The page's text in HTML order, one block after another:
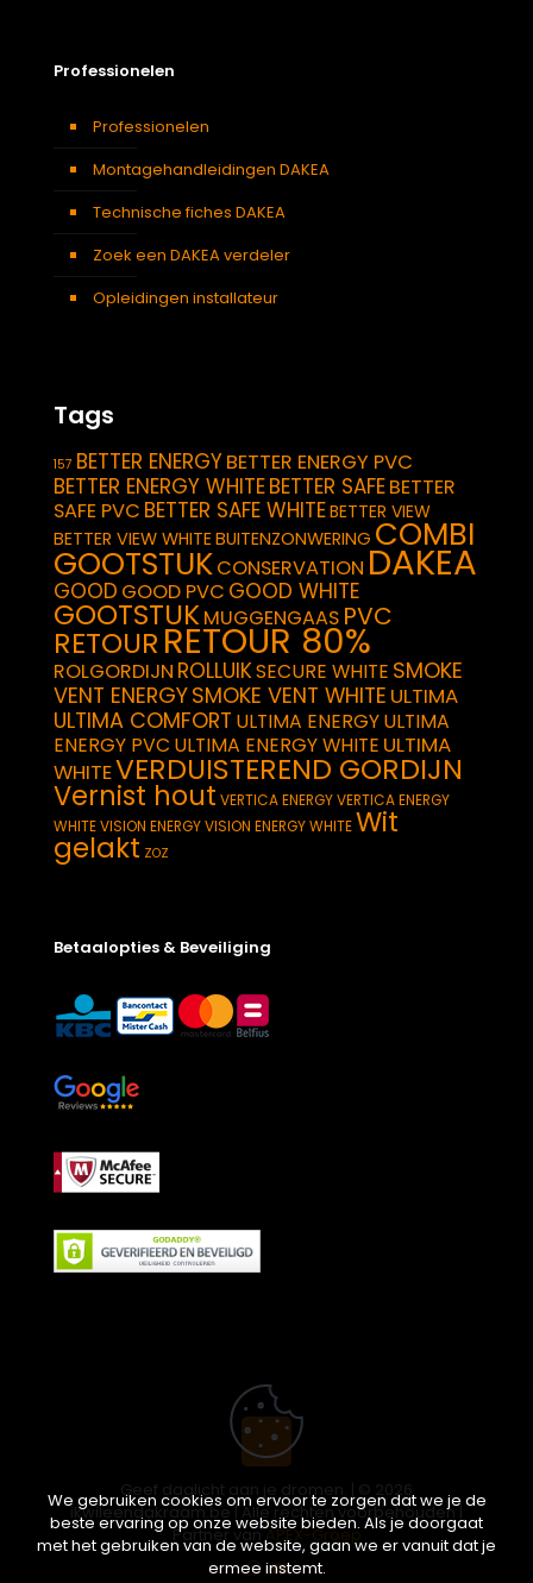
Professionelen
Professionelen
Montagehandleidingen DAKEA
Technische fiches DAKEA
Zoek een DAKEA verdeler
Opleidingen installateur
Tags
157 BETTER ENERGYBETTER ENERGY PVC
BETTER ENERGY WHITEBETTER SAFEBETTER
SAFE PVC BETTER SAFE WHITEBETTER VIEW
BETTER VIEW WHITEBUITENZONWERING COMBI
GOOTSTUKCONSERVATION DAKEA
GOOD GOOD PVC GOOD WHITE
GOOTSTUKMUGGENGAAS PVC
RETOUR RETOUR 80%
ROLGORDIJN ROLLUIKSECURE WHITE SMOKE
VENT ENERGYSMOKE VENT WHITE ULTIMA
ULTIMA COMFORT ULTIMA ENERGYULTIMA
ENERGY PVC ULTIMA ENERGY WHITE ULTIMA
WHITEVERDUISTEREND GORDIJN
Vernist hout VERTICA ENERGYVERTICA ENERGY
WHITEVISION ENERGYVISION ENERGY WHITEWit
gelakt ZOZ
Betaalopties & Beveiliging
Geef daglicht aan je dromen. | © 2026
ikwileendakraam.be | Alle rechten voorbehouden |
Partner vanAPEX-Groep
We gebruiken cookies om ervoor te zorgen dat we je de
beste ervaring op onze website bieden. Als je doorgaat
met het gebruiken van de website, gaan we er vanuit dat je
ermee instemt.